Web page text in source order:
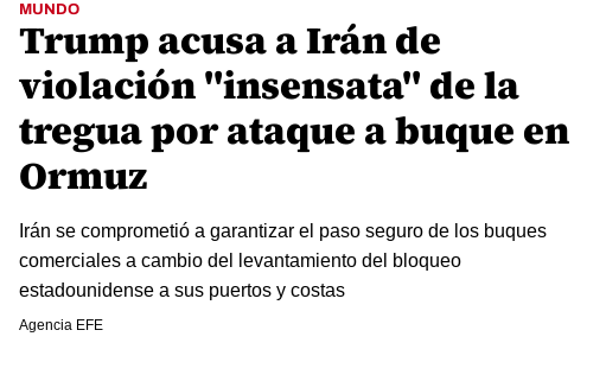
MUNDO
Trump acusa a Irán de
violación "insensata" de la
tregua por ataque a buque en
Ormuz
Irán se comprometió a garantizar el paso seguro de los buques
comerciales a cambio del levantamiento del bloqueo
estadounidense a sus puertos y costas
Agencia EFE